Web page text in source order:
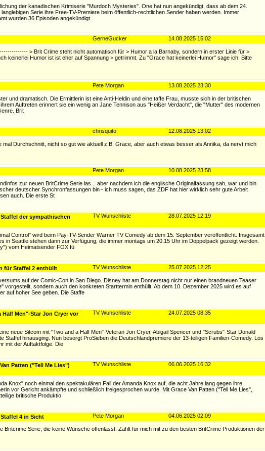
der kanadischen Krimiserie "Murdoch Mysteries". One hat nun angekündigt, dass ab dem 24.
Serie ihre Free-TV-Premiere beim öffentlich-rechtlichen Sender haben werden. Immer
wurden 36 Episoden angekündigt.
14.08.2025 15:02
GerneGucker
> Brit Crime steht nicht automatisch für > Humor a la Barnaby, sondern in erster Linie für >
keinerlei Humor ist ist eher auf Spannung > getrimmt. Zu "Grace hat keinerlei Humor" sage ich: Bitte
13.08.2025 23:30
Pete Morgan
und dramatisch. Die Ermittlerin ist eine Anti-Heldin und eine taffe Frau, musste sich in der britischen
Auftreten erinnert sie ein wenig an Jane Tennison aus "Heißer Verdacht", die "Mutter" des modernen
Brit
12.08.2025 13:02
chrisquito
Durchschnitt, nicht so gut wie aktuell z.B. Grace, aber auch etwas besser als Annika, da nervt mich
10.08.2025 23:58
Pete Morgan
zur neuen BritCrime Serie las... aber nachdem ich die englische Originalfassung sah, war und bin
deutscher Synchronfassungen bin - ich muss sagen, das ZDF hat hier wirklich sehr gute Arbeit
auch. Die erste St
28.07.2025 12:19
TV Wunschliste
der sympathischen
Control" wird beim Pay-TV-Sender Warner TV Comedy ab dem 15. September veröffentlicht. Insgesamt
in Seattle stehen dann zur Verfügung, die immer montags um 20.15 Uhr im Doppelpack gezeigt werden.
vom Heimatsender FOX fü
25.07.2025 12:25
TV Wunschliste
für Staffel 2 enthüllt
auf der Comic-Con in San Diego. Disney hat am Donnerstag nicht nur einen brandneuen Teaser
sondern auch den konkreten Starttermin enthüllt. Ab dem 10. Dezember 2025 wird es auf
auf hoher See geben. Die Staffe
24.07.2025 08:35
TV Wunschliste
Men"-Star Jon Cryer vor
neue Sitcom mit "Two and a Half Men"-Veteran Jon Cryer, Abigail Spencer und "Scrubs"-Star Donald
Staffel hinausging. Nun besorgt ProSieben die Deutschlandpremiere der 13-teiligen Familien-Comedy. Los
mit der Auftaktfolge. Die
06.06.2025 16:32
TV Wunschliste
Patten ("Tell Me Lies")
Knox" noch einmal den spektakulären Fall der Amanda Knox auf, die acht Jahre lang gegen ihre
vor Gericht ankämpfte und schließlich freigesprochen wurde. Mit Grace Van Patten ("Tell Me Lies",
britische Produktio
04.06.2025 02:09
Pete Morgan
4 in Sicht
Britcrime Serie, die keine Wünsche offenlässt. Zählt für mich mit zu den besten BritCrime Produktionen der